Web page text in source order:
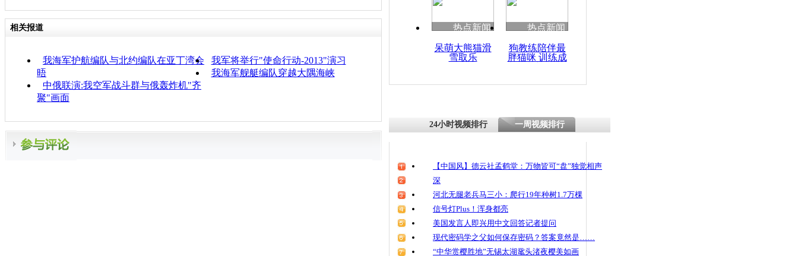
相关报道
我海军护航编队与北约编队在亚丁湾会
晤
我军将举行"使命行动-2013"演习
我海军舰艇编队穿越大隅海峡
中俄联演:我空军战斗群与俄轰炸机"齐
聚"画面
热点新闻
呆萌大熊猫滑
雪取乐
热点新闻
狗教练陪伴最
胖猫咪 训练成
24小时视频排行 一周视频排行
【中国风】德云社孟鹤堂：万物皆可“盘”独觉相声
深
河北无腿老兵马三小：爬行19年种树1.7万棵
信号灯Plus！浑身都亮
美国发言人即兴用中文回答记者提问
现代密码学之父如何保存密码？答案竟然是……
“中华赏樱胜地”无锡太湖鼋头渚夜樱美如画